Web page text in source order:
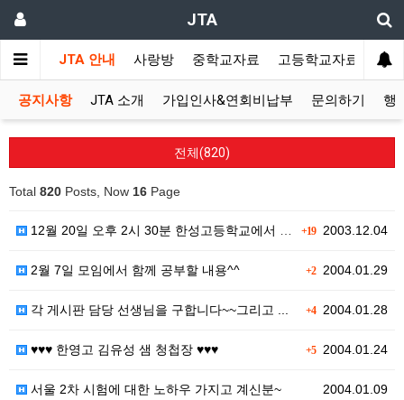
JTA
JTA 안내 사랑방 중학교자료 고등학교자료 멀
공지사항 JTA 소개 가입인사&연회비납부 문의하기 행
전체(820)
Total 820 Posts, Now 16 Page
+192003.12.04
12월 20일 오후 2시 30분 한성고등학교에서 연말 …
+22004.01.29
2월 7일 모임에서 함께 공부할 내용^^
+42004.01.28
각 게시판 담당 선생님을 구합니다~~그리고 ...
+52004.01.24
♥♥♥ 한영고 김유성 샘 청첩장 ♥♥♥
2004.01.09
서울 2차 시험에 대한 노하우 가지고 계신분~